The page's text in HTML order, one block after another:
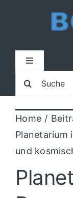
Toggle
Home
Lokal
Blaulicht
Sport
Suche
nach:
Home
Planetarium
und